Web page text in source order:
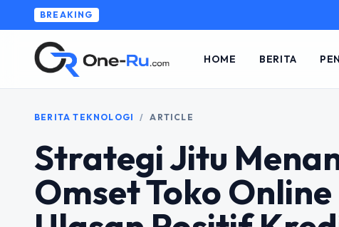
BREAKING
HOME BERITA
BERITA TEKNOLOGI / ARTICLE
Strategi Jitu
Omset Toko